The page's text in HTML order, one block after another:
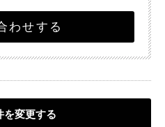
わせする
を変更する